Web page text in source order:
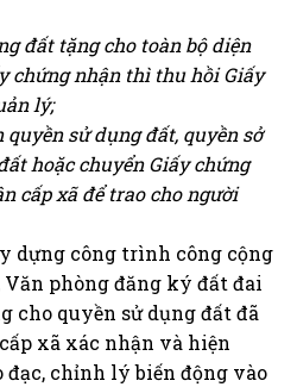
đất tặng cho toàn bộ diện
chứng nhận thì thu hồi Giấy
lý;
sử dụng đất, quyền sở
hoặc chuyển Giấy chứng
cấp xã để trao cho người
dựng công trình công cộng
phòng đăng ký đất đai
cho quyền sử dụng đất đã
xã xác nhận và hiện
đạc, chỉnh lý biến động vào